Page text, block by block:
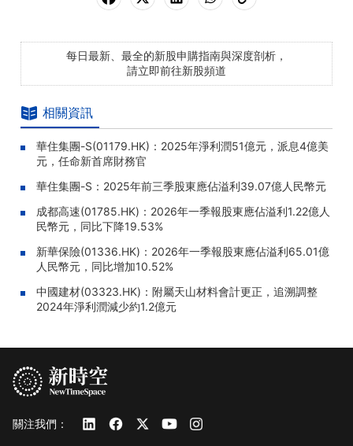
每日最新、最全的新股申購指南與深度剖析，
請立即前往新股頻道
相關資訊
華住集團-S(01179.HK)：2025年淨利潤51億元，派息4億美
元，任命新首席財務官
華住集團-S：2025年前三季股東應佔溢利39.07億人民幣元
成都高速(01785.HK)：2026年一季報股東應佔溢利1.22億人
民幣元，同比下降19.53%
新華保險(01336.HK)：2026年一季報股東應佔溢利65.01億
人民幣元，同比增加10.52%
中國建材(03323.HK)：附屬天山材料會計更正，追溯調整
2024年淨利潤減少約1.2億元
關注我們：